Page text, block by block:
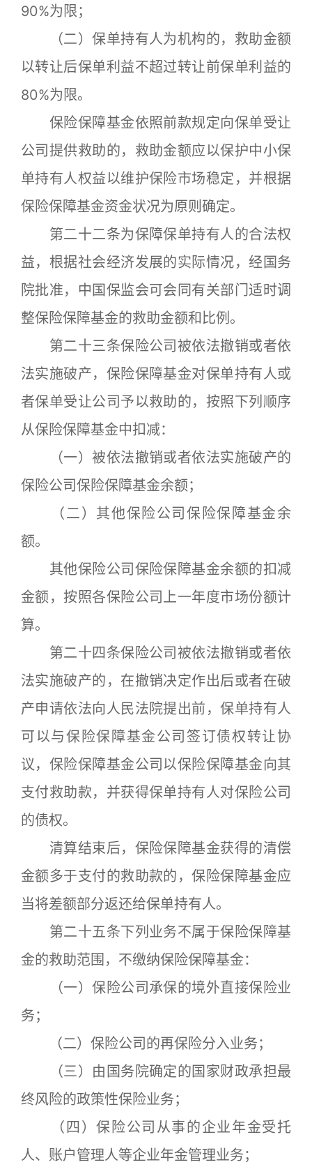
90%为限；
（二）保单持有人为机构的，救助金额
以转让后保单利益不超过转让前保单利益的
80%为限。
保险保障基金依照前款规定向保单受让
公司提供救助的，救助金额应以保护中小保
单持有人权益以维护保险市场稳定，并根据
保险保障基金资金状况为原则确定。
第二十二条为保障保单持有人的合法权
益，根据社会经济发展的实际情况，经国务
院批准，中国保监会可会同有关部门适时调
整保险保障基金的救助金额和比例。
第二十三条保险公司被依法撤销或者依
法实施破产，保险保障基金对保单持有人或
者保单受让公司予以救助的，按照下列顺序
从保险保障基金中扣减：
（一）被依法撤销或者依法实施破产的
保险公司保险保障基金余额；
（二）其他保险公司保险保障基金余
额。
其他保险公司保险保障基金余额的扣减
金额，按照各保险公司上一年度市场份额计
算。
第二十四条保险公司被依法撤销或者依
法实施破产的，在撤销决定作出后或者在破
产申请依法向人民法院提出前，保单持有人
可以与保险保障基金公司签订债权转让协
议，保险保障基金公司以保险保障基金向其
支付救助款，并获得保单持有人对保险公司
的债权。
清算结束后，保险保障基金获得的清偿
金额多于支付的救助款的，保险保障基金应
当将差额部分返还给保单持有人。
第二十五条下列业务不属于保险保障基
金的救助范围，不缴纳保险保障基金：
（一）保险公司承保的境外直接保险业
务；
（二）保险公司的再保险分入业务；
（三）由国务院确定的国家财政承担最
终风险的政策性保险业务；
（四）保险公司从事的企业年金受托
人、账户管理人等企业年金管理业务；